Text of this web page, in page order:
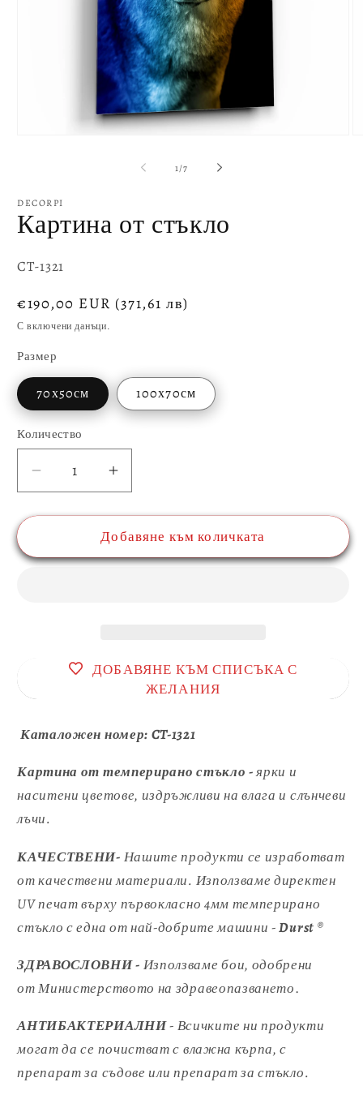
модален
елемент
1/от
7
DECORPI
Картина от стъкло
SKU:
CT-1321
Обичайна
цена
€190,00 EUR (371,61 лв)
С включени данъци.
Размер
70х50см 100х70см
Количество
Количество
Намаляване
на
количеството
Картина
Увеличаване
на
количеството
за
Картина
Добавяне към количката
ДОБАВЯНЕ КЪМ СПИСЪКА С
ЖЕЛАНИЯ
Каталожен номер: CT-1321
Картина от темперирано стъкло -ярки и
наситени цветове, издръжливи на влага и слънчеви
лъчи.
КАЧЕСТВЕНИ- Нашите продукти се изработват
от качествени материали. Използваме директен
UV печат върху първокласно 4мм темперирано
стъкло с една от най-добрите машини -Durst®
ЗДРАВОСЛОВНИ - Използваме бои, одобрени
отМинистерството на здравеопазването.
АНТИБАКТЕРИАЛНИ- Всичките ни продукти
могат да се почистват с влажна кърпа, с
препарат за съдове или препарат за стъкло.